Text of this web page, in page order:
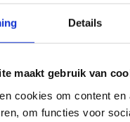
Details
maakt gebruik van
cookies om content en
om functies voor